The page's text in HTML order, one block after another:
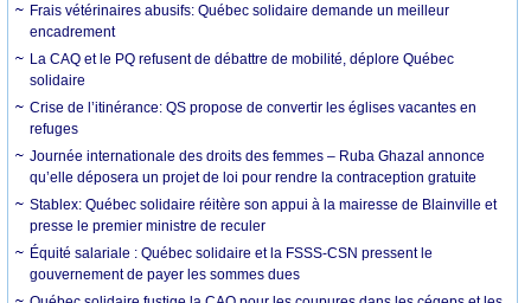
Frais vétérinaires abusifs: Québec solidaire demande un meilleur
encadrement
La CAQ et le PQ refusent de débattre de mobilité, déplore Québec
solidaire
Crise de l’itinérance: QS propose de convertir les églises vacantes en
refuges
Journée internationale des droits des femmes – Ruba Ghazal annonce
qu’elle déposera un projet de loi pour rendre la contraception gratuite
Stablex: Québec solidaire réitère son appui à la mairesse de Blainville et
presse le premier ministre de reculer
Équité salariale : Québec solidaire et la FSSS-CSN pressent le
gouvernement de payer les sommes dues